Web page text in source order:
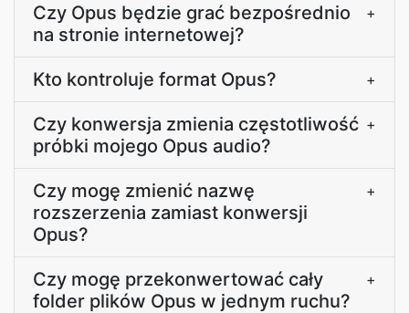
Czy Opus będzie grać bezpośrednio
na stronie internetowej?
+
Kto kontroluje format Opus? +
Czy konwersja zmienia częstotliwość
próbki mojego Opus audio?
+
Czy mogę zmienić nazwę
rozszerzenia zamiast konwersji
Opus?
+
Czy mogę przekonwertować cały
folder plików Opus w jednym ruchu?
+